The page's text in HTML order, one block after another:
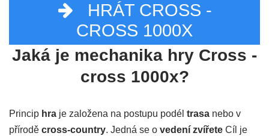
HRÁT CROSS -
CROSS 1000X
Jaká je mechanika hry Cross -
cross 1000x?
Princip hra je založena na postupu podél trasa nebo v
přírodě cross-country. Jedná se o vedení zvířete Cíl je